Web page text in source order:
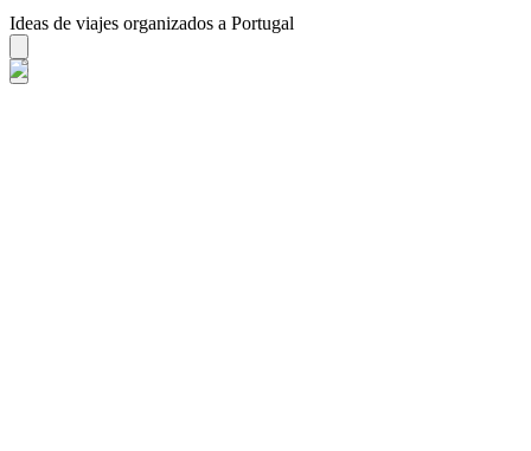
Ideas de viajes organizados a Portugal